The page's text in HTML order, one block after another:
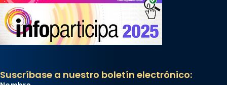
Suscríbase a nuestro boletín electrónico: